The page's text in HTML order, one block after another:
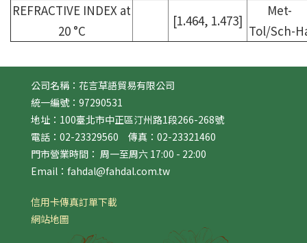
REFRACTIVE INDEX at
20 °C
[1.464, 1.473]
Met-
Tol/Sch-
公司名稱：花言草語貿易有限公司
統一編號：97290531
地址：100臺北市中正區汀州路1段266-268號
電話：02-23329560 傳真：02-23321460
門市營業時間： 周一至周六 17:00 - 22:00
Email：fahdal@fahdal.com.tw
信用卡傳真訂單下載
網站地圖